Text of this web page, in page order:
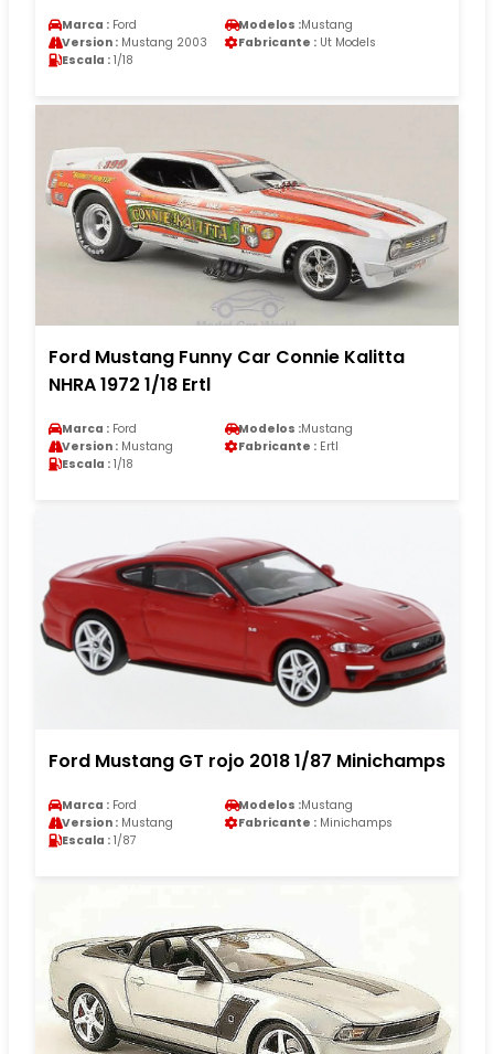
Marca : Ford Modelos :Mustang
Version : Mustang 2003 Fabricante : Ut Models
Escala : 1/18
Ford Mustang Funny Car Connie Kalitta
NHRA 1972 1/18 Ertl
Marca : Ford Modelos :Mustang
Version : Mustang Fabricante : Ertl
Escala : 1/18
Ford Mustang GT rojo 2018 1/87 Minichamps
Marca : Ford Modelos :Mustang
Version : Mustang Fabricante : Minichamps
Escala : 1/87